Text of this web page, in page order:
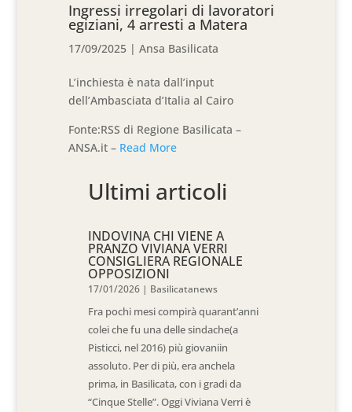
Ingressi irregolari di lavoratori
egiziani, 4 arresti a Matera
17/09/2025 |Ansa Basilicata
L’inchiesta è nata dall’input
dell’Ambasciata d’Italia al Cairo
Fonte:RSS di Regione Basilicata –
ANSA.it – Read More
Ultimi articoli
INDOVINA CHI VIENE A
PRANZO VIVIANA VERRI
CONSIGLIERA REGIONALE
OPPOSIZIONI
17/01/2026 | Basilicatanews
Fra pochi mesi compirà quarant’anni
colei che fu una delle sindache(a
Pisticci, nel 2016) più giovaniin
assoluto. Per di più, era anchela
prima, in Basilicata, con i gradi da
“Cinque Stelle”. Oggi Viviana Verri è